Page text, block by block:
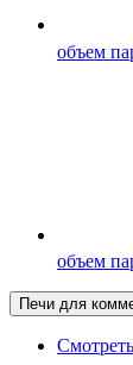
объем
объем
Печи для